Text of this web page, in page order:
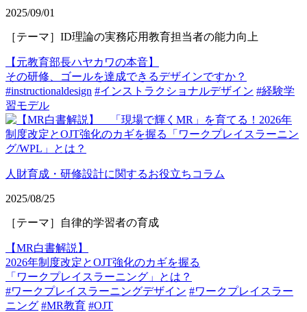
2025/09/01
［テーマ］ID理論の実務応用教育担当者の能力向上
【元教育部長ハヤカワの本音】
その研修、ゴールを達成できるデザインですか？
#instructionaldesign #インストラクショナルデザイン #経験学
習モデル
人財育成・研修設計に関するお役立ちコラム
2025/08/25
［テーマ］自律的学習者の育成
【MR白書解説】
2026年制度改定とOJT強化のカギを握る
「ワークプレイスラーニング」とは？
#ワークプレイスラーニングデザイン #ワークプレイスラー
ニング #MR教育 #OJT